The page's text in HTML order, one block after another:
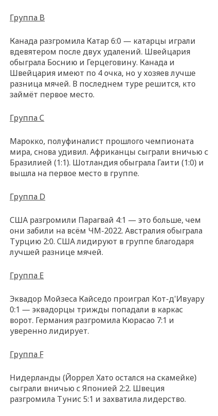
Группа B
Канада разгромила Катар 6:0 — катарцы играли
вдевятером после двух удалений. Швейцария
обыграла Боснию и Герцеговину. Канада и
Швейцария имеют по 4 очка, но у хозяев лучше
разница мячей. В последнем туре решится, кто
займёт первое место.
Группа C
Марокко, полуфиналист прошлого чемпионата
мира, снова удивил. Африканцы сыграли вничью с
Бразилией (1:1). Шотландия обыграла Гаити (1:0) и
вышла на первое место в группе.
Группа D
США разгромили Парагвай 4:1 — это больше, чем
они забили на всём ЧМ-2022. Австралия обыграла
Турцию 2:0. США лидируют в группе благодаря
лучшей разнице мячей.
Группа E
Эквадор Мойзеса Кайседо проиграл Кот-д'Ивуару
0:1 — эквадорцы трижды попадали в каркас
ворот. Германия разгромила Кюрасао 7:1 и
уверенно лидирует.
Группа F
Нидерланды (Йоррел Хато остался на скамейке)
сыграли вничью с Японией 2:2. Швеция
разгромила Тунис 5:1 и захватила лидерство.